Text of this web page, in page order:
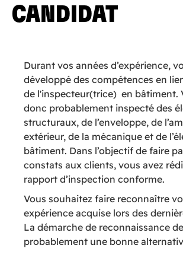
CANDIDAT
Durant vos années d’expérience,
développé des compétences en
de l'inspecteur(trice) en bâtiment.
donc probablement inspecté des
structuraux, de l’enveloppe, de
extérieur, de la mécanique et de
bâtiment. Dans l’objectif de faire
constats aux clients, vous avez
rapport d’inspection conforme.
Vous souhaitez faire reconnaître
expérience acquise lors des
La démarche de reconnaissance
probablement une bonne